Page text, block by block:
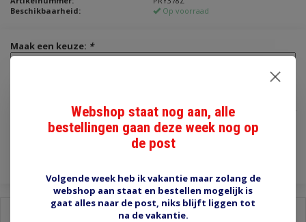
Beschikbaarheid:
Op voorraad
Maak een keuze: *
Toevoegen aan winkelwagen
Webshop staat nog aan, alle
bestellingen gaan deze week nog op
de post
Volgende week heb ik vakantie maar zolang de
webshop aan staat en bestellen mogelijk is
gaat alles naar de post, niks blijft liggen tot
na de vakantie.